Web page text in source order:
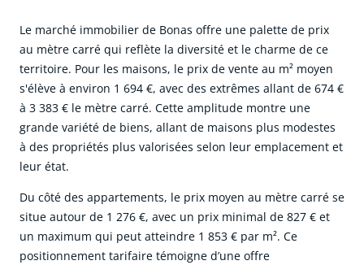
Le marché immobilier de Bonas offre une palette de prix
au mètre carré qui reflète la diversité et le charme de ce
territoire. Pour les maisons, le prix de vente au m² moyen
s'élève à environ 1 694 €, avec des extrêmes allant de 674 €
à 3 383 € le mètre carré. Cette amplitude montre une
grande variété de biens, allant de maisons plus modestes
à des propriétés plus valorisées selon leur emplacement et
leur état.
Du côté des appartements, le prix moyen au mètre carré se
situe autour de 1 276 €, avec un prix minimal de 827 € et
un maximum qui peut atteindre 1 853 € par m². Ce
positionnement tarifaire témoigne d’une offre